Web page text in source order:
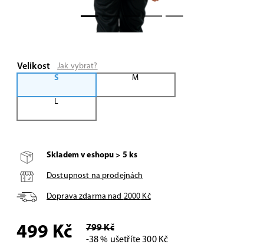
Velikost
Jak vybrat?
S
M
L
Skladem v eshopu > 5 ks
Dostupnost na prodejnách
Doprava zdarma nad 2000 Kč
499 Kč
799 Kč
-38 % ušetříte 300 Kč